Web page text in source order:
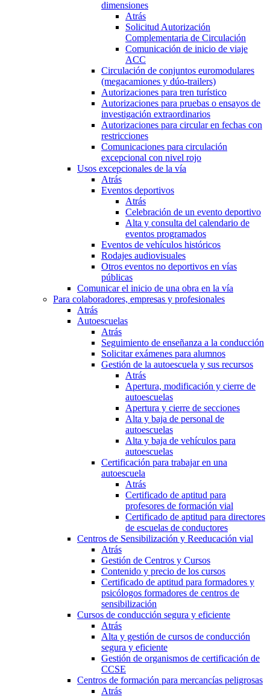
dimensiones
Atrás
Solicitud Autorización
Complementaria de Circulación
Comunicación de inicio de viaje
ACC
Circulación de conjuntos euromodulares
(megacamiones y dúo-trailers)
Autorizaciones para tren turístico
Autorizaciones para pruebas o ensayos de
investigación extraordinarios
Autorizaciones para circular en fechas con
restricciones
Comunicaciones para circulación
excepcional con nivel rojo
Usos excepcionales de la vía
Atrás
Eventos deportivos
Atrás
Celebración de un evento deportivo
Alta y consulta del calendario de
eventos programados
Eventos de vehículos históricos
Rodajes audiovisuales
Otros eventos no deportivos en vías
públicas
Comunicar el inicio de una obra en la vía
Para colaboradores, empresas y profesionales
Atrás
Autoescuelas
Atrás
Seguimiento de enseñanza a la conducción
Solicitar exámenes para alumnos
Gestión de la autoescuela y sus recursos
Atrás
Apertura, modificación y cierre de
autoescuelas
Apertura y cierre de secciones
Alta y baja de personal de
autoescuelas
Alta y baja de vehículos para
autoescuelas
Certificación para trabajar en una
autoescuela
Atrás
Certificado de aptitud para
profesores de formación vial
Certificado de aptitud para directores
de escuelas de conductores
Centros de Sensibilización y Reeducación vial
Atrás
Gestión de Centros y Cursos
Contenido y precio de los cursos
Certificado de aptitud para formadores y
psicólogos formadores de centros de
sensibilización
Cursos de conducción segura y eficiente
Atrás
Alta y gestión de cursos de conducción
segura y eficiente
Gestión de organismos de certificación de
CCSE
Centros de formación para mercancías peligrosas
Atrás